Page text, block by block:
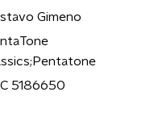
Gimeno
5186650